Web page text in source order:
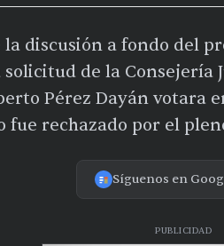
discusión a fondo del
de la Consejería
Pérez Dayán votara
fue rechazado por el
Síguenos en
PUBLICIDAD